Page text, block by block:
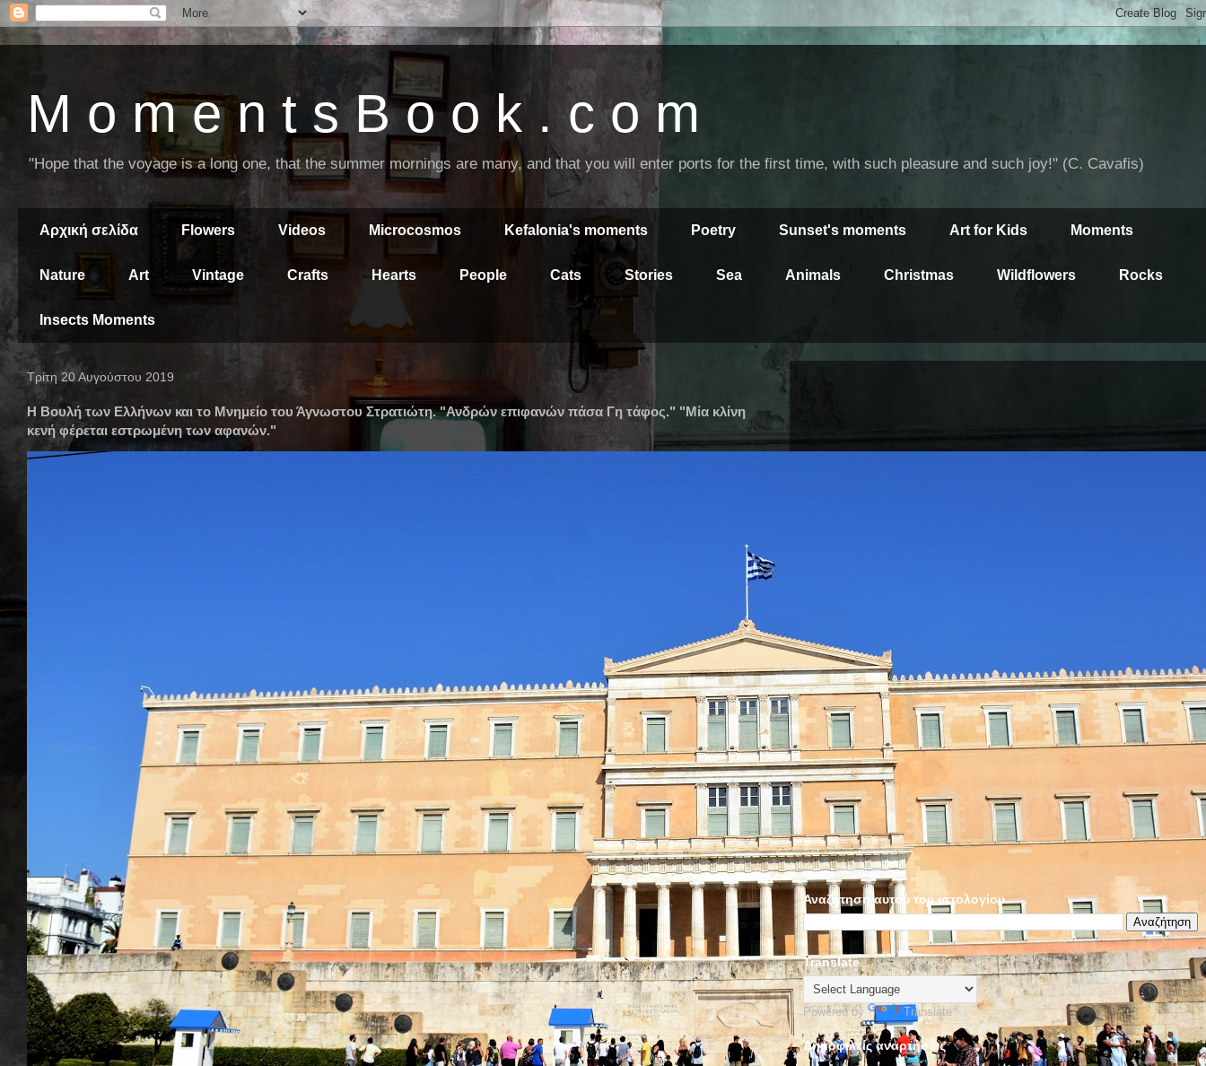
M o m e n t s B o o k . c o m
"Hope that the voyage is a long one, that the summer mornings are many, and that you will enter ports for the first time, with such pleasure and such joy!" (C. Cavafis)
Αρχική σελίδα Flowers Videos Microcosmos Kefalonia's moments Poetry Sunset's moments Art for Kids Moments
Nature Art Vintage Crafts Hearts People Cats Stories Sea Animals Christmas Wildflowers Rocks
Insects Moments
Τρίτη 20 Αυγούστου 2019
Η Βουλή των Ελλήνων και το Μνημείο του Άγνωστου Στρατιώτη. "Ανδρών επιφανών πάσα Γη τάφος." "Μία κλίνη
κενή φέρεται εστρωμένη των αφανών."
Αναζήτηση αυτού του ιστολογίου
Translate
Powered by Translate
Δημοφιλείς αναρτήσεις